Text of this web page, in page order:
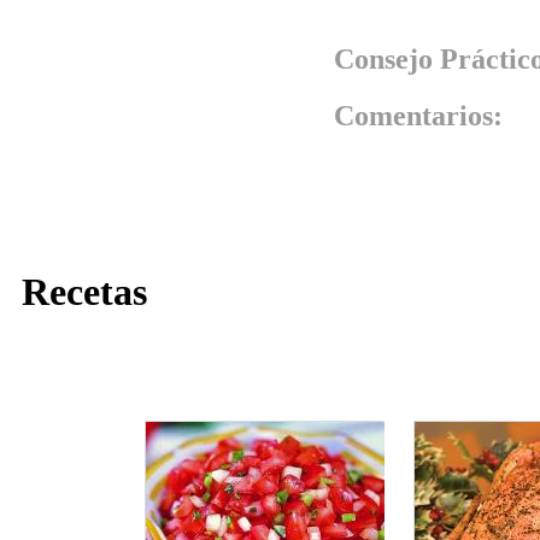
Consejo
Comentarios:
Recetas